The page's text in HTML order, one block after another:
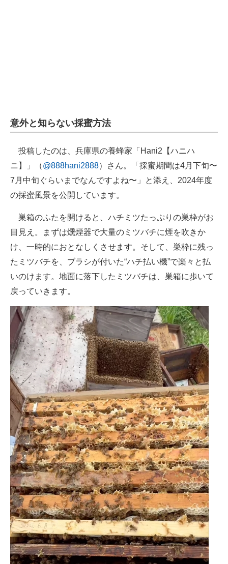
企業向けIT製品の総合サイト
製造業のIT導入・活用を支援
モノづくり技術者専門サイト
電子設計の基本と応用
エネルギーの専門メディア
建設×テクノロジーの最前線
ちょっと気になるネットの話題
意外と知らない採蜜方法
投稿したのは、兵庫県の養蜂家「Hani2【ハニハ
ニ】」（@888hani2888）さん。「採蜜期間は4月下旬〜
7月中旬ぐらいまでなんですよね〜」と添え、2024年度
の採蜜風景を公開しています。
巣箱のふたを開けると、ハチミツたっぷりの巣枠がお
目見え。まずは燻煙器で大量のミツバチに煙を吹きか
け、一時的におとなしくさせます。そして、巣枠に残っ
たミツバチを、ブラシが付いた“ハチ払い機”で楽々と払
いのけます。地面に落下したミツバチは、巣箱に歩いて
戻っていきます。